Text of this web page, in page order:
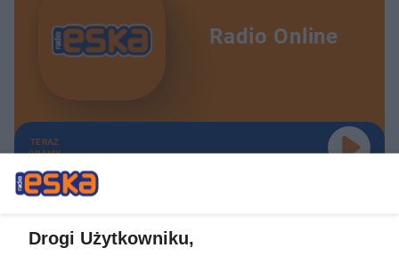
Radio Online
TERAZ
GRAMY
Drogi Użytkowniku,